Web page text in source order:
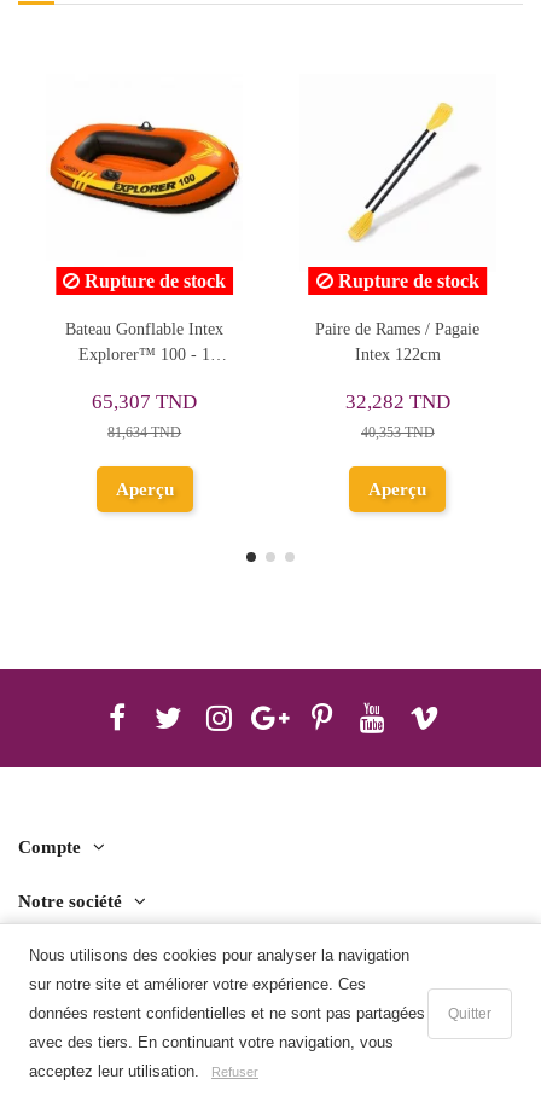
Nous utilisons des cookies pour analyser la navigation
sur notre site et améliorer votre expérience. Ces
données restent confidentielles et ne sont pas partagées
avec des tiers. En continuant votre navigation, vous
acceptez leur utilisation.
Refuser
Quitter
Ajouter au panier
Rupture de stock
Paire de Rames / Pagaie
Intex 122cm
32,282 TND
40,353 TND
Aperçu
Rupture de stock
BATEAU INTEX
EXPLORER 200 58331
100,531 TND
125,664 TND
Aperçu
Compte
Notre société
Contact us
Télécharger l'application mobile